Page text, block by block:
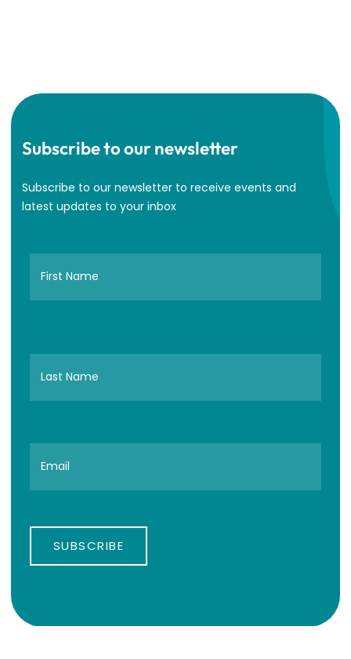
Subscribe to our newsletter
Subscribe to our newsletter to receive events and
latest updates to your inbox
SUBSCRIBE